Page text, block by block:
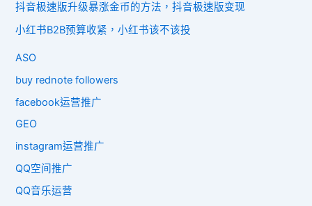
抖音极速版升级暴涨金币的方法，抖音极速版变现
小红书B2B预算收紧，小红书该不该投
ASO
buy rednote followers
facebook运营推广
GEO
instagram运营推广
QQ空间推广
QQ音乐运营